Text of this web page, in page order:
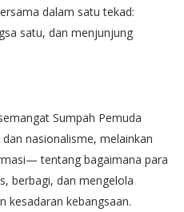
dalam satu tekad:
satu, dan menjunjung
Sumpah Pemuda
nasionalisme, melainkan
tentang bagaimana para
berbagi, dan mengelola
kesadaran kebangsaan.